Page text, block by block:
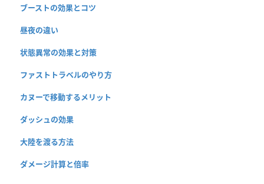
ブーストの効果とコツ
昼夜の違い
状態異常の効果と対策
ファストトラベルのやり方
カヌーで移動するメリット
ダッシュの効果
大陸を渡る方法
ダメージ計算と倍率